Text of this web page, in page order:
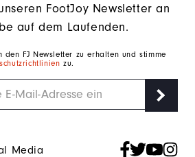
FootJoy Newsletter an
auf dem Laufenden.
den FJ Newsletter zu erhalten und stimme
zu.
Media